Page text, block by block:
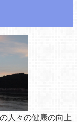
人々の健康の向上